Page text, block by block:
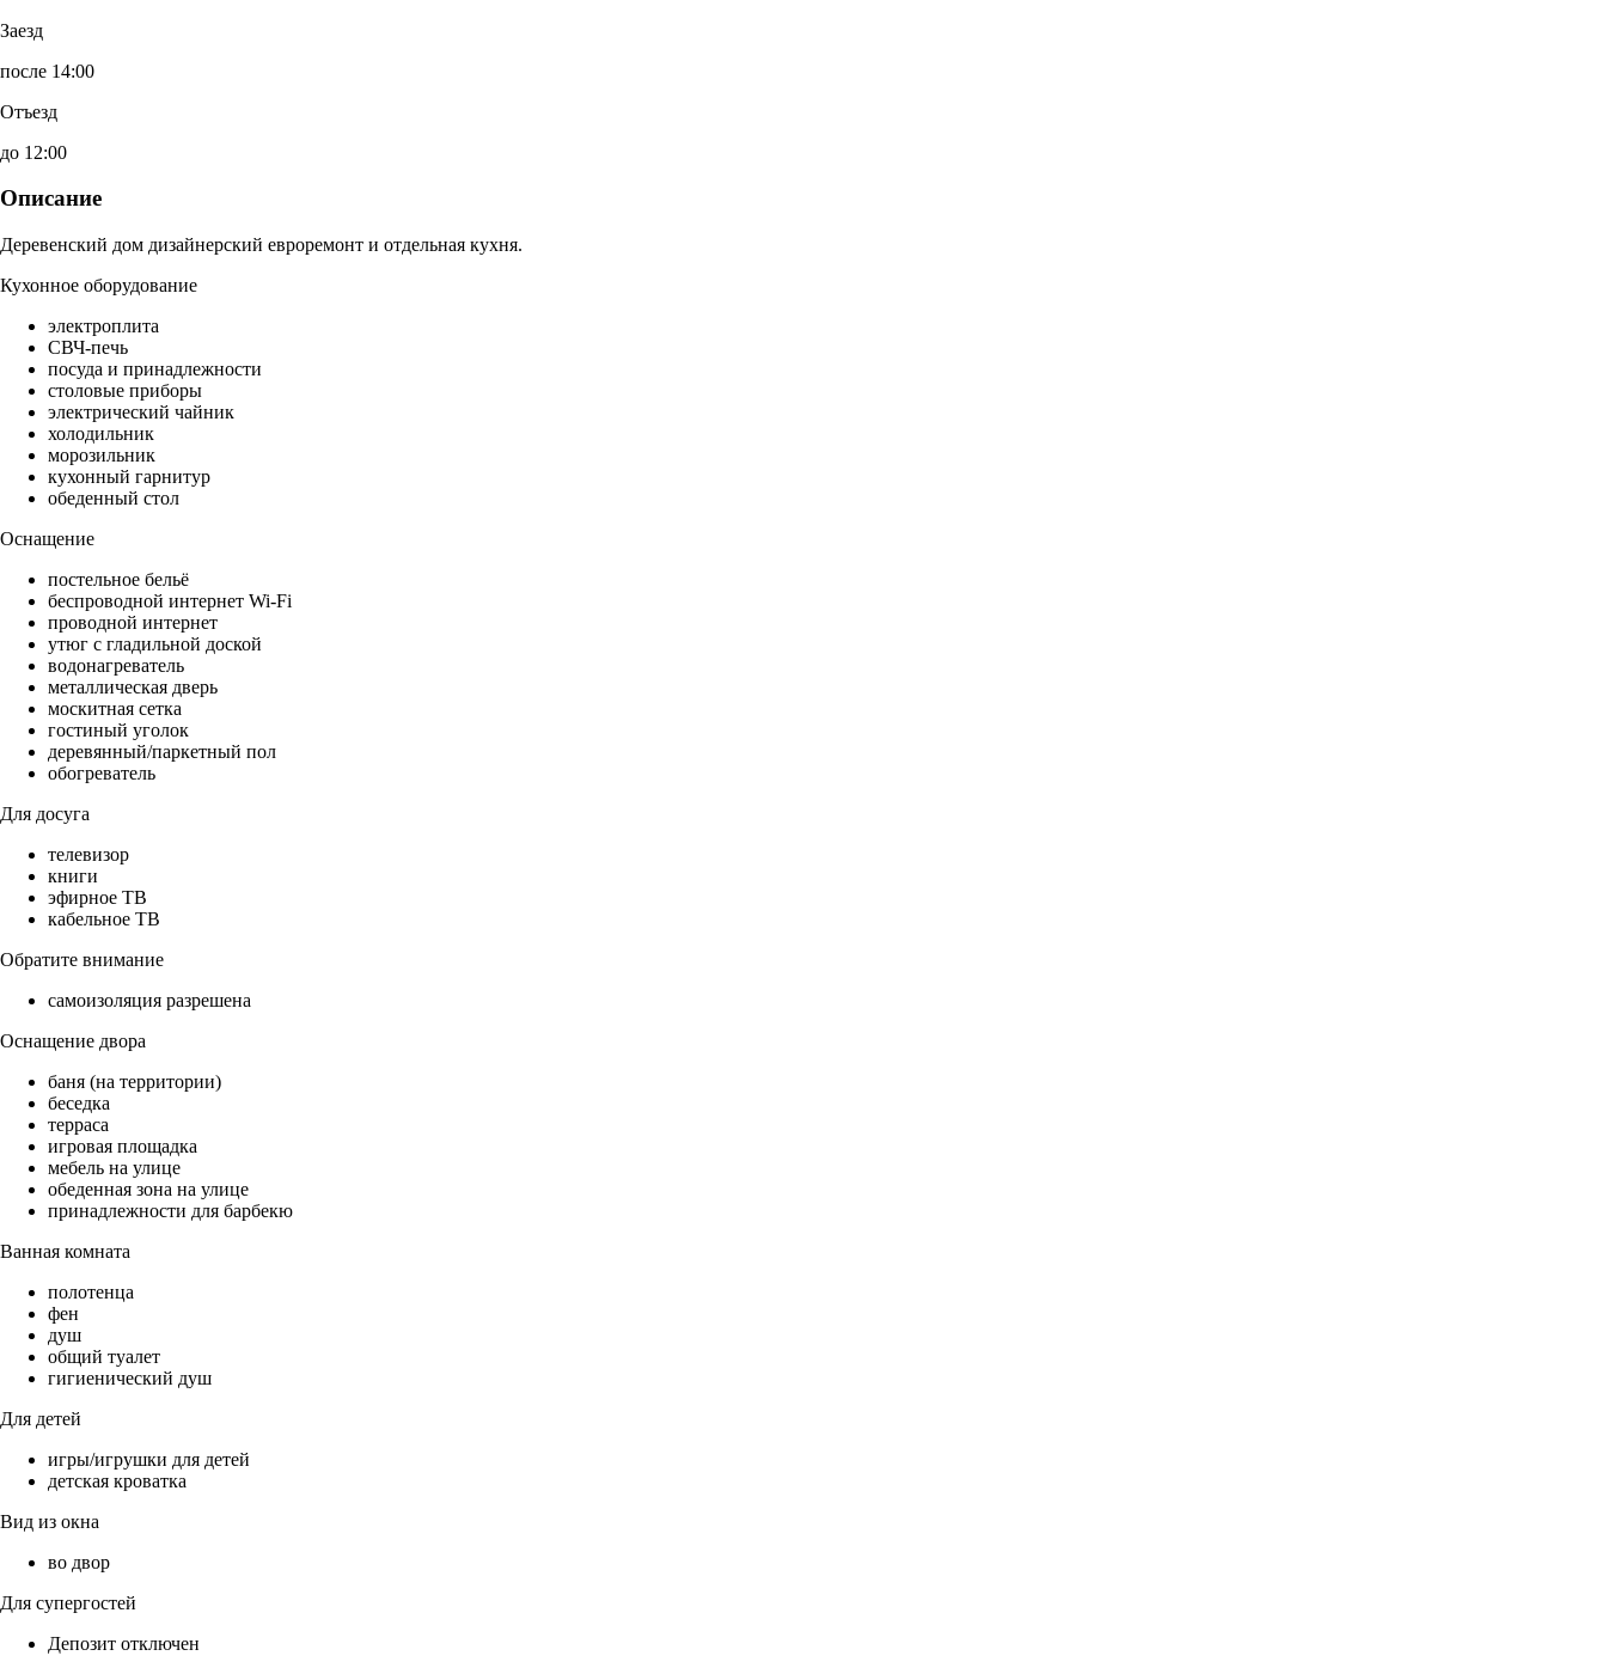
Заезд
после 14:00
Отъезд
до 12:00
Описание
Деревенский дом дизайнерский евроремонт и отдельная кухня.
Кухонное оборудование
электроплита
СВЧ-печь
посуда и принадлежности
столовые приборы
электрический чайник
холодильник
морозильник
кухонный гарнитур
обеденный стол
Оснащение
постельное бельё
беспроводной интернет Wi-Fi
проводной интернет
утюг с гладильной доской
водонагреватель
металлическая дверь
москитная сетка
гостиный уголок
деревянный/паркетный пол
обогреватель
Для досуга
телевизор
книги
эфирное ТВ
кабельное ТВ
Обратите внимание
самоизоляция разрешена
Оснащение двора
баня (на территории)
беседка
терраса
игровая площадка
мебель на улице
обеденная зона на улице
принадлежности для барбекю
Ванная комната
полотенца
фен
душ
общий туалет
гигиенический душ
Для детей
игры/игрушки для детей
детская кроватка
Вид из окна
во двор
Для супергостей
Депозит отключен